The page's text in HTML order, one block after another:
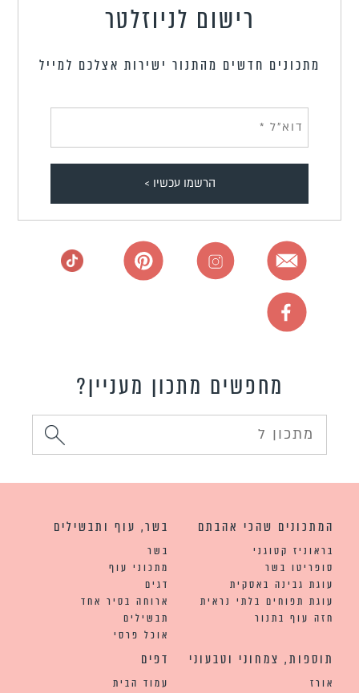
רישום לניוזלטר
מתכונים חדשים מהתנור ישירות אצלכם למייל
מחפשים מתכון מעניין?
המתכונים שהכי אהבתם
בראוניז קטוגני
סופריטו בשר
עוגת גבינה באסקית
עוגת תפוחים בלתי נראית
חזה עוף בתנור
בשר, עוף ותבשילים
בשר
מתכוני עוף
דגים
ארוחה בסיר אחד
תבשילים
אוכל פרסי
תוספות, צמחוני וטבעוני
אורז
דפים
עמוד הבית